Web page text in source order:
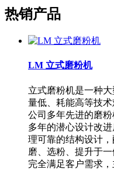
热销产品
LM 立式磨粉机
立式磨粉机是一种
量低、耗能高等技
公司多年先进的磨
多年的潜心设计改
理可靠的结构设计
磨、选粉、提升于
完全满足客户需求